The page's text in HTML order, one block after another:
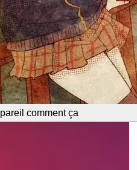
pareil comment ça